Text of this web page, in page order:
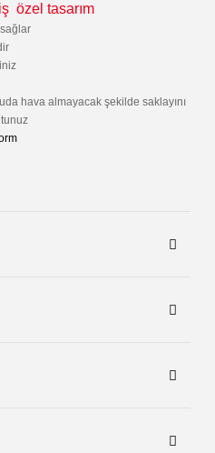
özel tasarım
hava almayacak şekilde saklayını